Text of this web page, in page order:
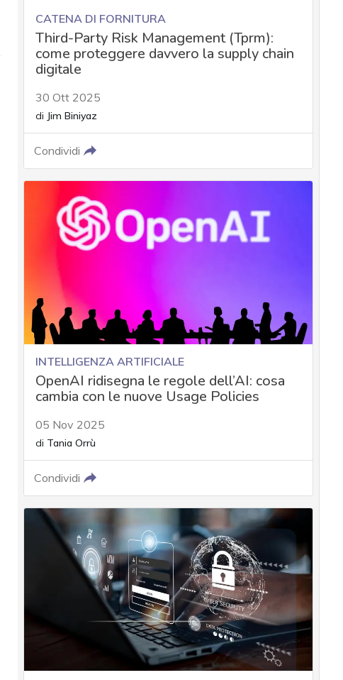
CATENA DI FORNITURA
Third-Party Risk Management (Tprm):
come proteggere davvero la supply chain
digitale
30 Ott 2025
di Jim Biniyaz
Condividi
INTELLIGENZA ARTIFICIALE
OpenAI ridisegna le regole dell’AI: cosa
cambia con le nuove Usage Policies
05 Nov 2025
di Tania Orrù
Condividi